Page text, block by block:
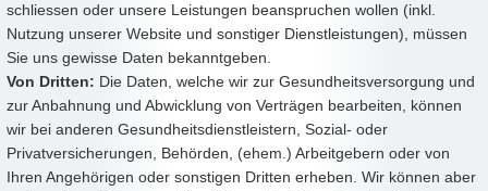
schliessen oder unsere Leistungen beanspruchen wollen (inkl.
Nutzung unserer Website und sonstiger Dienstleistungen), müssen
Sie uns gewisse Daten bekanntgeben.
Von Dritten: Die Daten, welche wir zur Gesundheitsversorgung und
zur Anbahnung und Abwicklung von Verträgen bearbeiten, können
wir bei anderen Gesundheitsdienstleistern, Sozial- oder
Privatversicherungen, Behörden, (ehem.) Arbeitgebern oder von
Ihren Angehörigen oder sonstigen Dritten erheben. Wir können aber